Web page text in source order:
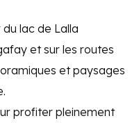
lac de Lalla
et sur les routes
et paysages
profiter pleinement